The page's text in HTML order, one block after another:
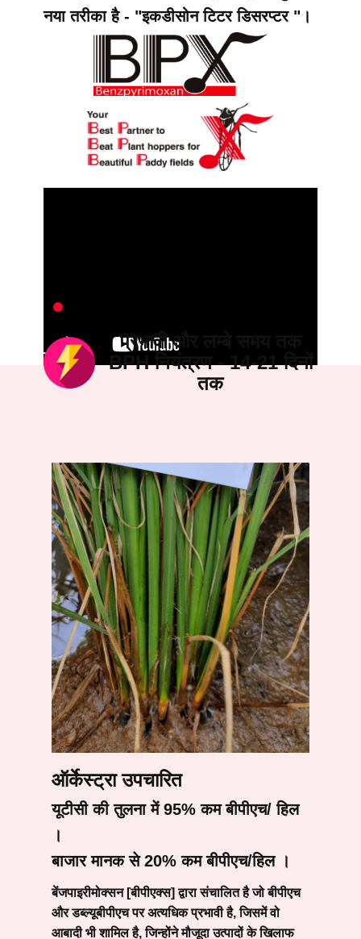
नया तरीका है - "इकडीसोन टिटर डिसरप्टर "।
ऑर्केस्ट्रा उपचारित
यूटीसी की तुलना में 95% कम बीपीएच/ हिल
।
बाजार मानक से 20% कम बीपीएच/हिल ।
बेंजपाइरीमोक्सन [बीपीएक्स] द्वारा संचालित है जो बीपीएच
और डब्ल्यूबीपीएच पर अत्यधिक प्रभावी है, जिसमें वो
आबादी भी शामिल है, जिन्होंने मौजूदा उत्पादों के खिलाफ
प्रभावी और लम्बे समय तक
BPH नियंत्रण - 14-21 दिनों
तक